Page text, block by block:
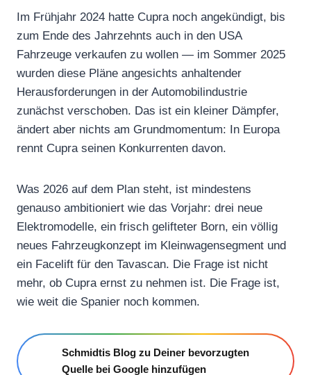
Im Frühjahr 2024 hatte Cupra noch angekündigt, bis
zum Ende des Jahrzehnts auch in den USA
Fahrzeuge verkaufen zu wollen — im Sommer 2025
wurden diese Pläne angesichts anhaltender
Herausforderungen in der Automobilindustrie
zunächst verschoben. Das ist ein kleiner Dämpfer,
ändert aber nichts am Grundmomentum: In Europa
rennt Cupra seinen Konkurrenten davon.
Was 2026 auf dem Plan steht, ist mindestens
genauso ambitioniert wie das Vorjahr: drei neue
Elektromodelle, ein frisch gelifteter Born, ein völlig
neues Fahrzeugkonzept im Kleinwagensegment und
ein Facelift für den Tavascan. Die Frage ist nicht
mehr, ob Cupra ernst zu nehmen ist. Die Frage ist,
wie weit die Spanier noch kommen.
Schmidtis Blog zu Deiner bevorzugten
Quelle bei Google hinzufügen